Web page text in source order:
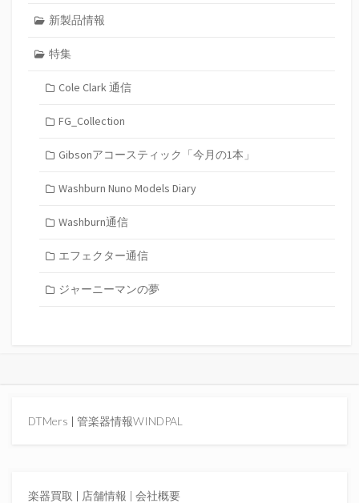
新製品情報
特集
Cole Clark 通信
FG_Collection
Gibsonアコースティック「今月の1本」
Washburn Nuno Models Diary
Washburn通信
エフェクター通信
ジャーニーマンの夢
DTMers | 管楽器情報WINDPAL
楽器買取 | 店舗情報 | 会社概要